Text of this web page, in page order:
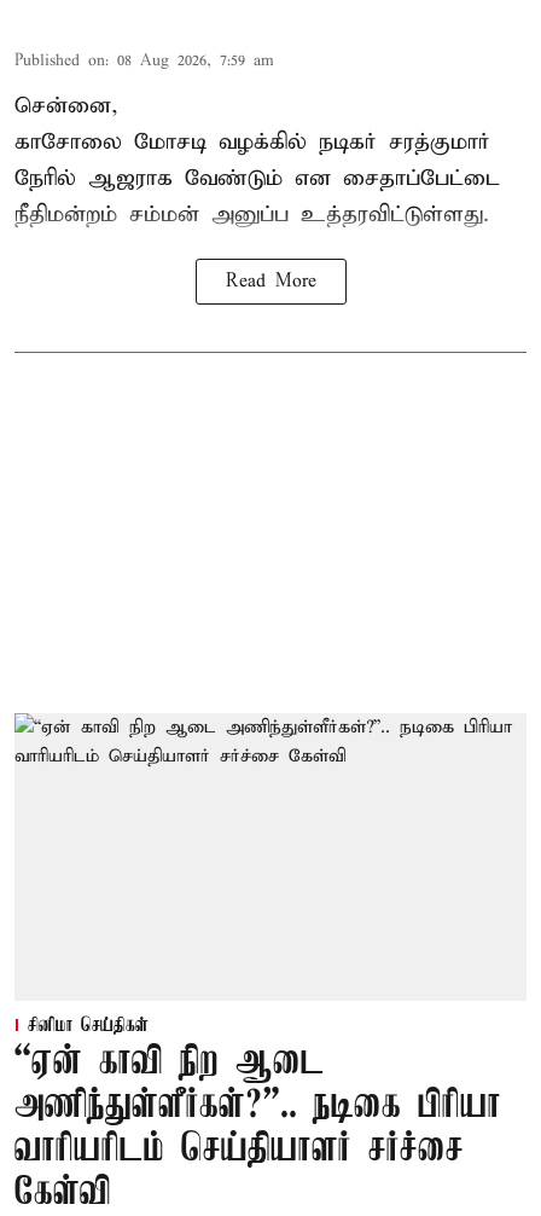
Published on: 08 Aug 2026, 7:59 am
சென்னை,
காசோலை மோசடி வழக்கில் நடிகர் சரத்குமார்
நேரில் ஆஜராக வேண்டும் என சைதாப்பேட்டை
நீதிமன்றம் சம்மன் அனுப்ப உத்தரவிட்டுள்ளது.
Read More
சினிமா செய்திகள்
“ஏன் காவி நிற ஆடை
அணிந்துள்ளீர்கள்?”.. நடிகை பிரியா
வாரியரிடம் செய்தியாளர் சர்ச்சை
கேள்வி